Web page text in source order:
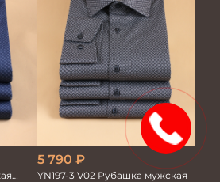
5 790 ₽
YN197-3 V02 Рубашка мужская
15%